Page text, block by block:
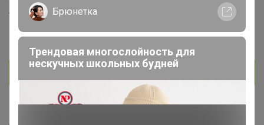
Лесосибирск
В клубе с 28 апреля 2015 г.
Личное сообщение
Брюнетка
Трендовая многослойность для
нескучных школьных будней